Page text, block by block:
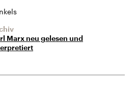
Marx neu gelesen und